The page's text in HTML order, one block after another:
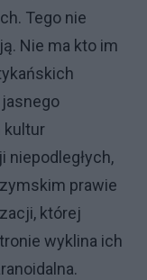
Tego nie
Nie ma kto im
kultur
niepodległych,
prawie
której
wyklina ich